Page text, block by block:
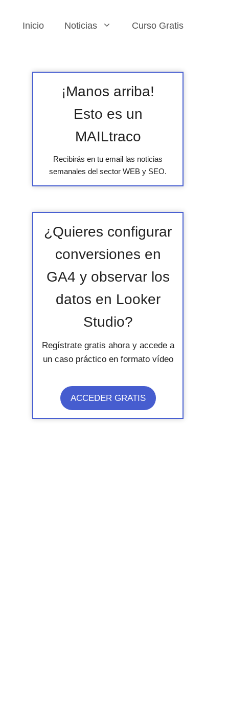
Inicio Noticias Curso Gratis
¡Manos arriba!
Esto es un
MAILtraco
Recibirás en tu email las noticias
semanales del sector WEB y SEO.
¿Quieres configurar
conversiones en
GA4 y observar los
datos en Looker
Studio?
Regístrate gratis ahora y accede a
un caso práctico en formato vídeo
ACCEDER GRATIS